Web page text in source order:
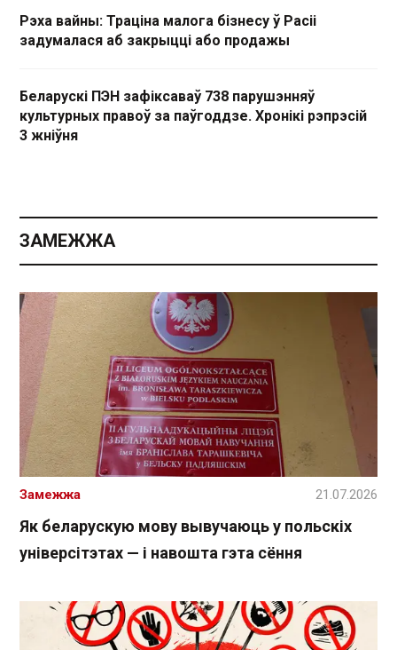
Рэха вайны: Траціна малога бізнесу ў Расіі
задумалася аб закрыцці або продажы
Беларускі ПЭН зафіксаваў 738 парушэнняў
культурных правоў за паўгоддзе. Хронікі рэпрэсій
3 жніўня
ЗАМЕЖЖА
Як беларускую мову вывучаюць у польскіх
універсітэтах — і навошта гэта сёння
Замежжа 21.07.2026